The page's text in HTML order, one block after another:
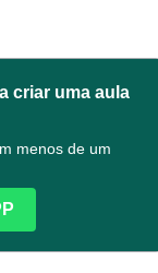
criar uma aula
menos de um